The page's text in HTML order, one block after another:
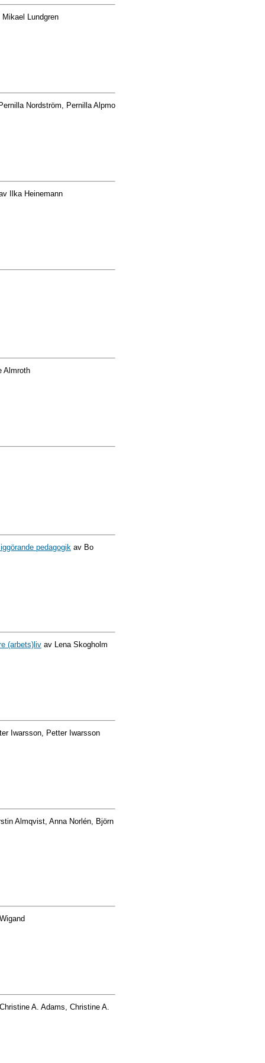
Lundgren
Nordström, Pernilla Alpmo
Ilka Heinemann
Almroth
pedagogik av Bo
(arbets)liv av Lena Skogholm
Iwarsson, Petter Iwarsson
Almqvist, Anna Norlén, Björn
A. Adams, Christine A.